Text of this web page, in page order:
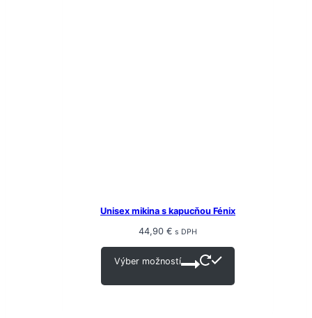
Unisex mikina s kapucňou Fénix
44,90 € s DPH
Výber možností